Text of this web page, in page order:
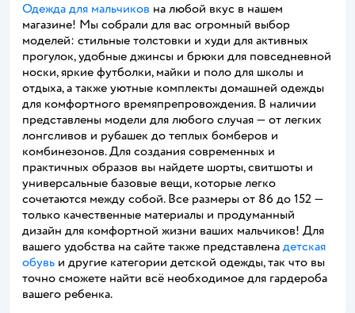
Одежда для мальчиков на любой вкус в нашем
магазине! Мы собрали для вас огромный выбор
моделей: стильные толстовки и худи для активных
прогулок, удобные джинсы и брюки для повседневной
носки, яркие футболки, майки и поло для школы и
отдыха, а также уютные комплекты домашней одежды
для комфортного времяпрепровождения. В наличии
представлены модели для любого случая — от легких
лонгсливов и рубашек до теплых бомберов и
комбинезонов. Для создания современных и
практичных образов вы найдете шорты, свитшоты и
универсальные базовые вещи, которые легко
сочетаются между собой. Все размеры от 86 до 152 —
только качественные материалы и продуманный
дизайн для комфортной жизни ваших мальчиков! Для
вашего удобства на сайте также представлена детская
обувь и другие категории детской одежды, так что вы
точно сможете найти всё необходимое для гардероба
вашего ребенка.